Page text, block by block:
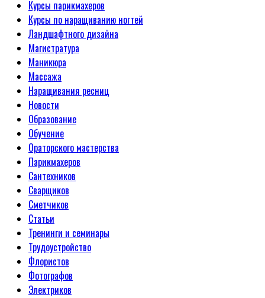
Курсы парикмахеров
Курсы по наращиванию ногтей
Ландшафтного дизайна
Магистратура
Маникюра
Массажа
Наращивания ресниц
Новости
Образование
Обучение
Ораторского мастерства
Парикмахеров
Сантехников
Сварщиков
Сметчиков
Статьи
Тренинги и семинары
Трудоустройство
Флористов
Фотографов
Электриков